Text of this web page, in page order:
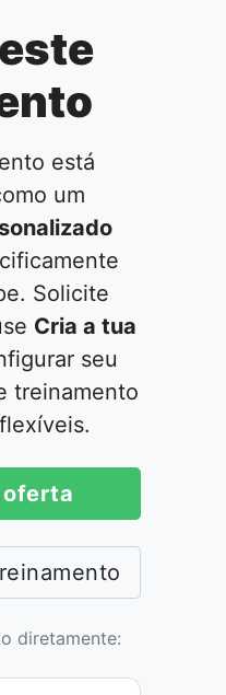
está
um
Solicite
Cria a tua
seu
treinamento
oferta
diretamente: